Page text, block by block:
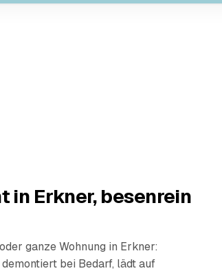
in Erkner, besenrein
ganze Wohnung in Erkner:
bei Bedarf, lädt auf